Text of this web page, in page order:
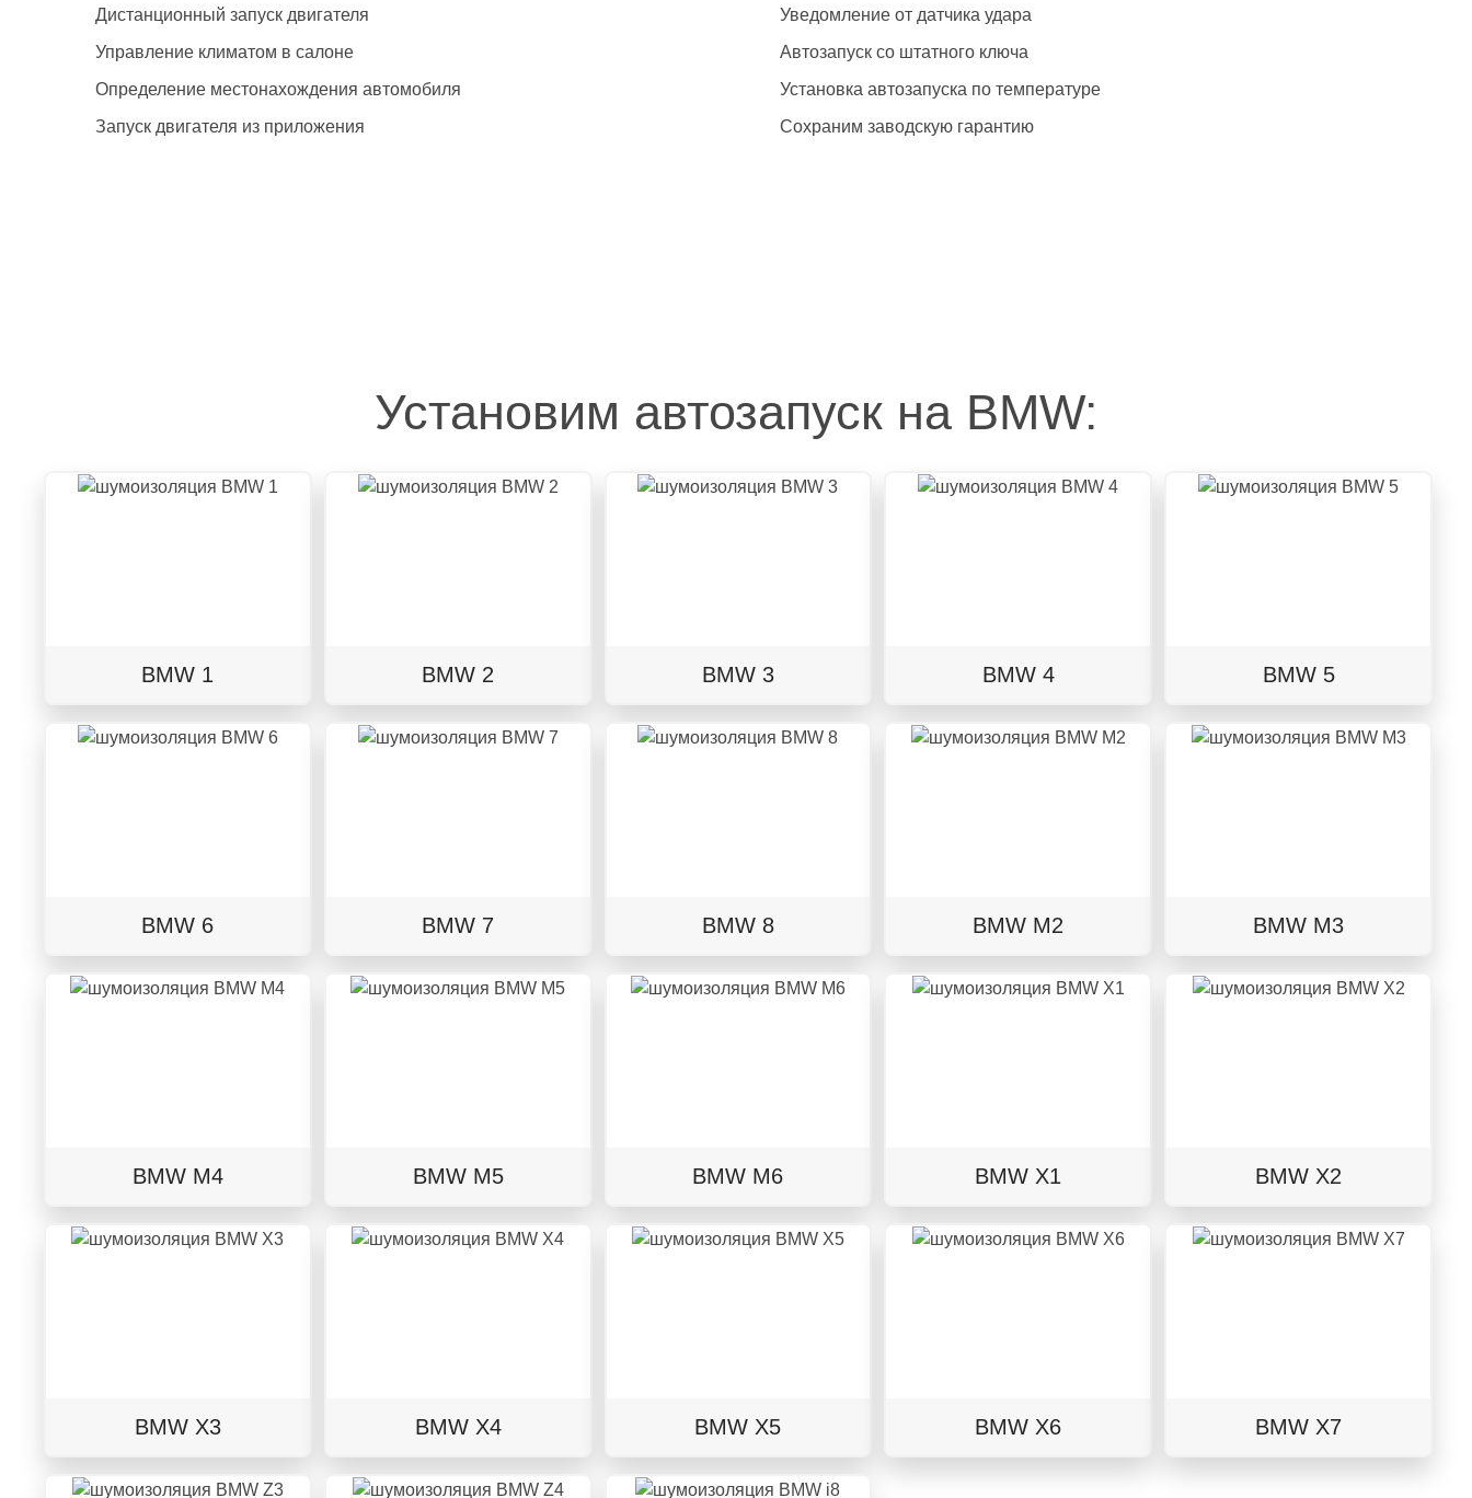
Дистанционный запуск двигателя
Управление климатом в салоне
Определение местонахождения автомобиля
Запуск двигателя из приложения
Уведомление от датчика удара
Автозапуск со штатного ключа
Установка автозапуска по температуре
Сохраним заводскую гарантию
Установим автозапуск на BMW:
BMW 1 BMW 2 BMW 3 BMW 4 BMW 5
BMW 6 BMW 7 BMW 8 BMW M2 BMW M3
BMW M4 BMW M5 BMW M6 BMW X1 BMW X2
BMW X3 BMW X4 BMW X5 BMW X6 BMW X7